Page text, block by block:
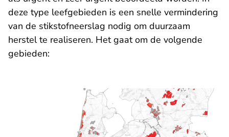
deze type leefgebieden is een snelle vermindering
van de stikstofneerslag nodig om duurzaam
herstel te realiseren. Het gaat om de volgende
gebieden: